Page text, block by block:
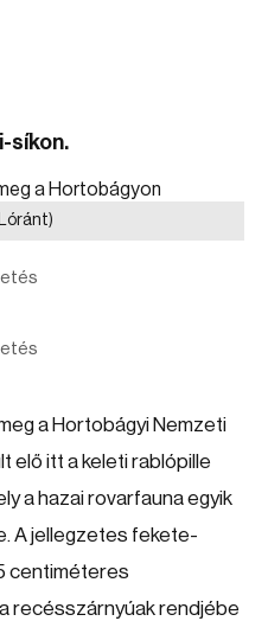
síkon.
a Hortobágyi Nemzeti
elő itt a keleti rablópille
a hazai rovarfauna egyik
A jellegzetes fekete-
centiméteres
recésszárnyúak rendjébe